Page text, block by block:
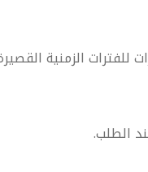
الزمنية
الطلب.